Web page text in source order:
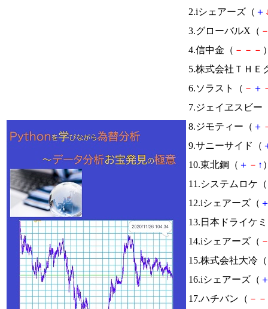
2.iシェアーズ（ ＋
3.グローバルX（
4.信中金（ － － －
5.株式会社ＴＨＥ
6.ソラスト（ － ＋
7.ジェイヱスビー
8.ジモティー（ ＋
9.サニーサイド（
10.東北鋼（ ＋ － ↑
11.システムロケ（
12.iシェアーズ（
13.日本ドライケ
14.iシェアーズ（
15.株式会社大冷（
16.iシェアーズ（
17.ハチバン（ － －